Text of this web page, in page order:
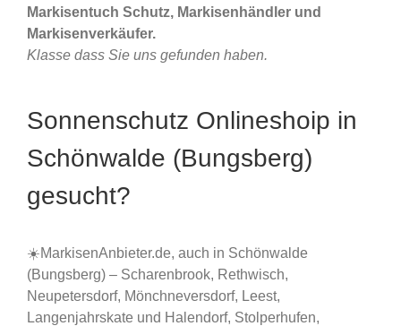
Markisentuch Schutz, Markisenhändler und
Markisenverkäufer.
Klasse dass Sie uns gefunden haben.
Sonnenschutz Onlineshoip in
Schönwalde (Bungsberg)
gesucht?
☀️MarkisenAnbieter.de, auch in Schönwalde
(Bungsberg) – Scharenbrook, Rethwisch,
Neupetersdorf, Mönchneversdorf, Leest,
Langenjahrskate und Halendorf, Stolperhufen,